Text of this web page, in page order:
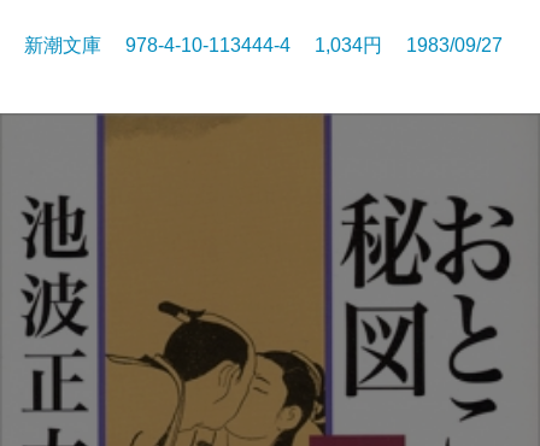
新潮文庫 978-4-10-113444-4 1,034円 1983/09/27